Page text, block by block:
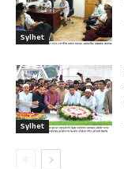
Sylhet
Sylhet